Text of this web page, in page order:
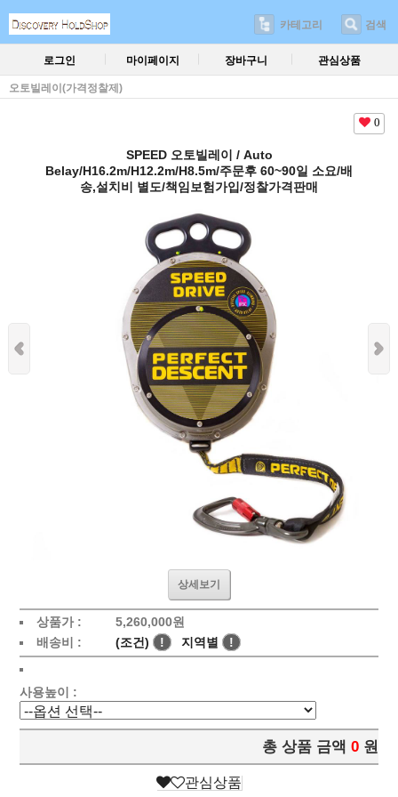
카테고리 검색
로그인 마이페이지 장바구니 관심상품
오토빌레이(가격정찰제)
0
SPEED 오토빌레이 / Auto
Belay/H16.2m/H12.2m/H8.5m/주문후 60~90일 소요/배
송,설치비 별도/책임보험가입/정찰가격판매
상세보기
상품가 :
5,260,000원
배송비 :
(조건) ! 지역별 !
사용높이 :
총 상품 금액 0 원
관심상품